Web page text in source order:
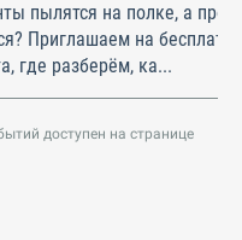
пылятся на полке, а
Приглашаем на
где разберём, ка...
доступен на странице